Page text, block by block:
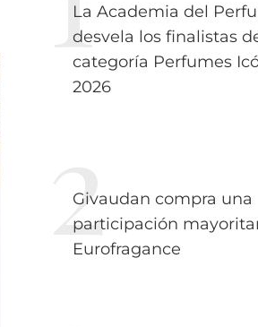
La Academia del
desvela los finalistas
categoría Perfumes
2026
Givaudan compra una
participación
Eurofragance